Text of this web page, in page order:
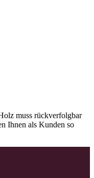
muss rückverfolgbar
Ihnen als Kunden so